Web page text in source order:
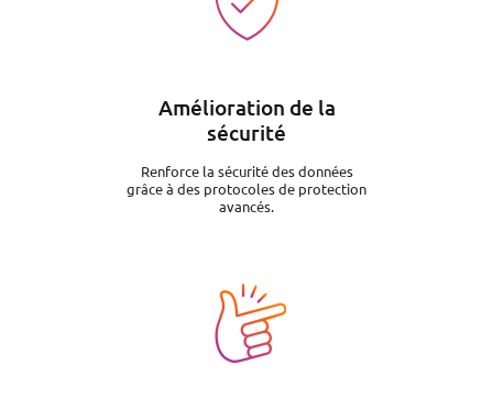
Amélioration de la
sécurité
Renforce la sécurité des données
grâce à des protocoles de protection
avancés.
Image